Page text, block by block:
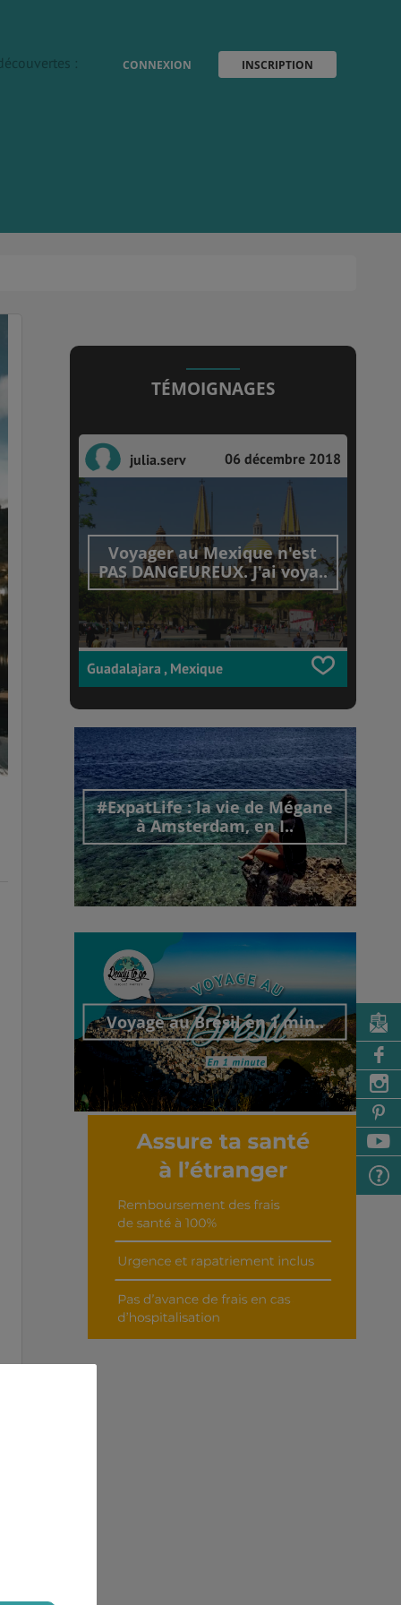
CONNEXION INSCRIPTION
:
TÉMOIGNAGES
julia.serv 06 décembre 2018
Voyager au Mexique n'est
PAS DANGEUREUX. J'ai voya..
Guadalajara , Mexique
#ExpatLife : la vie de Mégane
à Amsterdam, en I..
Découvrir cet interview
Voyage au Brésil en 1 min..